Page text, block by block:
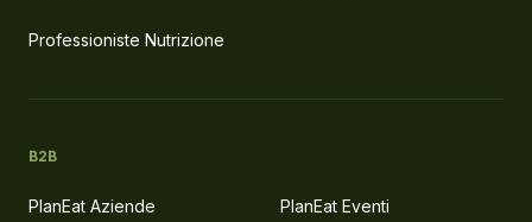
Professioniste Nutrizione
B2B
PlanEat Aziende PlanEat Eventi